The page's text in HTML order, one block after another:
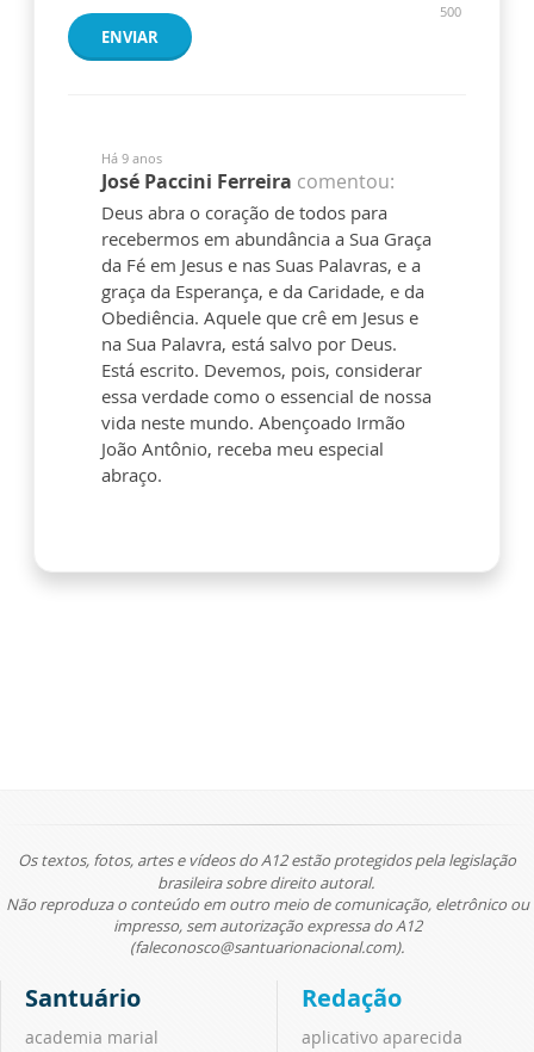
500
ENVIAR
Há 9 anos
José Paccini Ferreira comentou:
Deus abra o coração de todos para
recebermos em abundância a Sua Graça
da Fé em Jesus e nas Suas Palavras, e a
graça da Esperança, e da Caridade, e da
Obediência. Aquele que crê em Jesus e
na Sua Palavra, está salvo por Deus.
Está escrito. Devemos, pois, considerar
essa verdade como o essencial de nossa
vida neste mundo. Abençoado Irmão
João Antônio, receba meu especial
abraço.
Os textos, fotos, artes e vídeos do A12 estão protegidos pela legislação
brasileira sobre direito autoral.
Não reproduza o conteúdo em outro meio de comunicação, eletrônico ou
impresso, sem autorização expressa do A12
(faleconosco@santuarionacional.com).
Santuário
academia marial
Redação
aplicativo aparecida